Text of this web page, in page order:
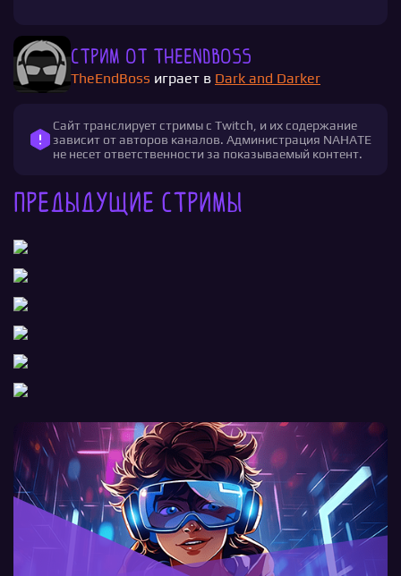
Стрим от TheEndBoss
TheEndBoss играет в Dark and Darker
Сайт транслирует стримы с Twitch, и их содержание
зависит от авторов каналов. Администрация NAHATE
не несет ответственности за показываемый контент.
Предыдущие стримы